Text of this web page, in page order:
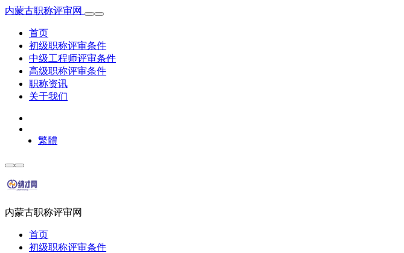
内蒙古职称评审网
首页
初级职称评审条件
中级工程师评审条件
高级职称评审条件
职称资讯
关于我们
繁體
内蒙古职称评审网
首页
初级职称评审条件